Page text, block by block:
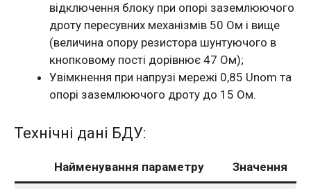
відключення блоку при опорі заземлюючого
дроту пересувних механізмів 50 Ом і вище
(величина опору резистора шунтуючого в
кнопковому пості дорівнює 47 Ом);
Увімкнення при напрузі мережі 0,85 Unom та
опорі заземлюючого дроту до 15 Ом.
Технічні дані БДУ:
Найменування параметру Значення